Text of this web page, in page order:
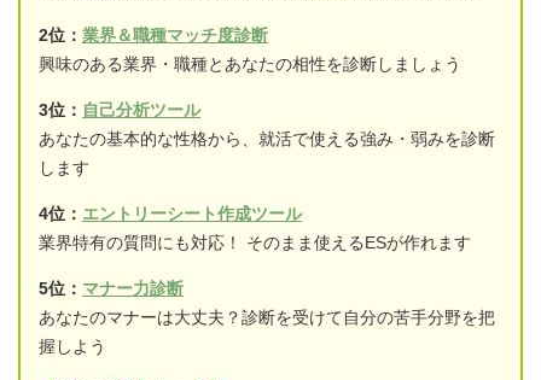
2位： 業界＆職種マッチ度診断
興味のある業界・職種とあなたの相性を診断しましょう
3位： 自己分析ツール
あなたの基本的な性格から、就活で使える強み・弱みを診断
します
4位： エントリーシート作成ツール
業界特有の質問にも対応！ そのまま使えるESが作れます
5位： マナー力診断
あなたのマナーは大丈夫？診断を受けて自分の苦手分野を把
握しよう